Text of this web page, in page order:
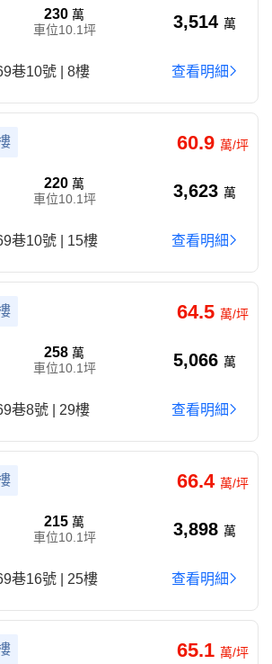
230萬
車位10.1坪
3,514 萬
巷10號 | 8樓 查看明細
60.9 萬/坪
220萬
車位10.1坪
3,623 萬
巷10號 | 15樓 查看明細
64.5 萬/坪
258萬
車位10.1坪
5,066 萬
巷8號 | 29樓 查看明細
66.4 萬/坪
215萬
車位10.1坪
3,898 萬
巷16號 | 25樓 查看明細
65.1 萬/坪